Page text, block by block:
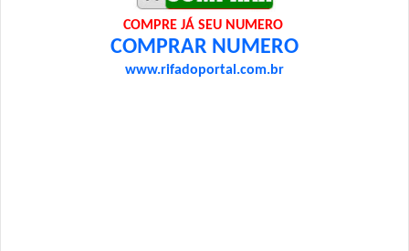
COMPRE JÁ SEU NUMERO
COMPRAR NUMERO
www.rifadoportal.com.br